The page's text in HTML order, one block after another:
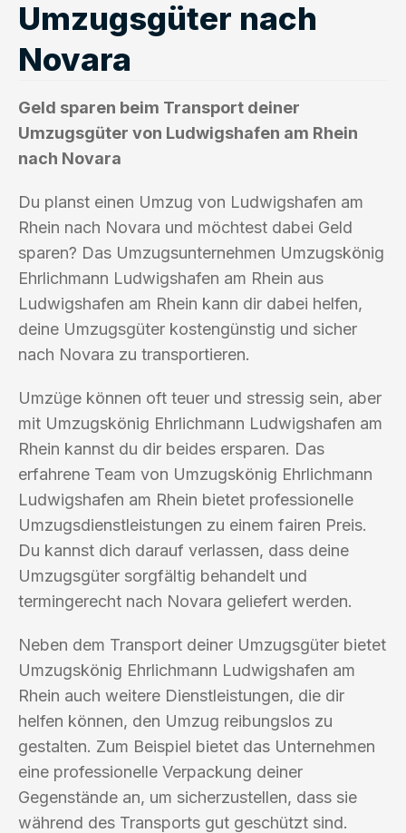
Umzugsgüter nach
Novara
Geld sparen beim Transport deiner
Umzugsgüter von Ludwigshafen am Rhein
nach Novara
Du planst einen Umzug von Ludwigshafen am
Rhein nach Novara und möchtest dabei Geld
sparen? Das Umzugsunternehmen Umzugskönig
Ehrlichmann Ludwigshafen am Rhein aus
Ludwigshafen am Rhein kann dir dabei helfen,
deine Umzugsgüter kostengünstig und sicher
nach Novara zu transportieren.
Umzüge können oft teuer und stressig sein, aber
mit Umzugskönig Ehrlichmann Ludwigshafen am
Rhein kannst du dir beides ersparen. Das
erfahrene Team von Umzugskönig Ehrlichmann
Ludwigshafen am Rhein bietet professionelle
Umzugsdienstleistungen zu einem fairen Preis.
Du kannst dich darauf verlassen, dass deine
Umzugsgüter sorgfältig behandelt und
termingerecht nach Novara geliefert werden.
Neben dem Transport deiner Umzugsgüter bietet
Umzugskönig Ehrlichmann Ludwigshafen am
Rhein auch weitere Dienstleistungen, die dir
helfen können, den Umzug reibungslos zu
gestalten. Zum Beispiel bietet das Unternehmen
eine professionelle Verpackung deiner
Gegenstände an, um sicherzustellen, dass sie
während des Transports gut geschützt sind.